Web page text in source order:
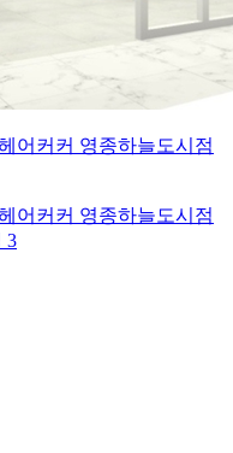
어커커 영종하늘도시점
어커커 영종하늘도시점
3